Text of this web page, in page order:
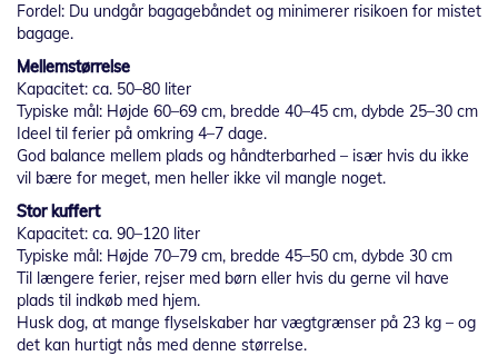
Fordel: Du undgår bagagebåndet og minimerer risikoen for mistet
bagage.
Mellemstørrelse
Kapacitet: ca. 50–80 liter
Typiske mål: Højde 60–69 cm, bredde 40–45 cm, dybde 25–30 cm
Ideel til ferier på omkring 4–7 dage.
God balance mellem plads og håndterbarhed – især hvis du ikke
vil bære for meget, men heller ikke vil mangle noget.
Stor kuffert
Kapacitet: ca. 90–120 liter
Typiske mål: Højde 70–79 cm, bredde 45–50 cm, dybde 30 cm
Til længere ferier, rejser med børn eller hvis du gerne vil have
plads til indkøb med hjem.
Husk dog, at mange flyselskaber har vægtgrænser på 23 kg – og
det kan hurtigt nås med denne størrelse.